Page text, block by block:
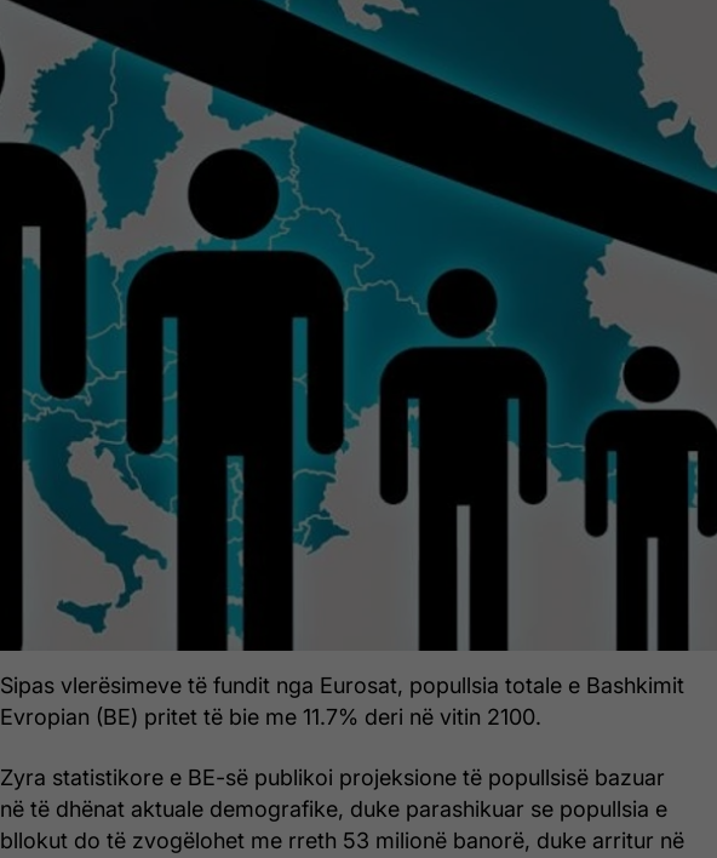
Sipas vlerësimeve të fundit nga Eurosat, popullsia totale e Bashkimit
Evropian (BE) pritet të bie me 11.7% deri në vitin 2100.
Zyra statistikore e BE-së publikoi projeksione të popullsisë bazuar
në të dhënat aktuale demografike, duke parashikuar se popullsia e
bllokut do të zvogëlohet me rreth 53 milionë banorë, duke arritur në